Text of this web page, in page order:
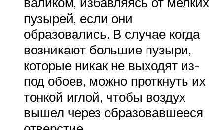
пузырей, если они
образовались. В случае когда
возникают большие пузыри,
которые никак не выходят из-
под обоев, можно проткнуть их
тонкой иглой, чтобы воздух
вышел через образовавшееся